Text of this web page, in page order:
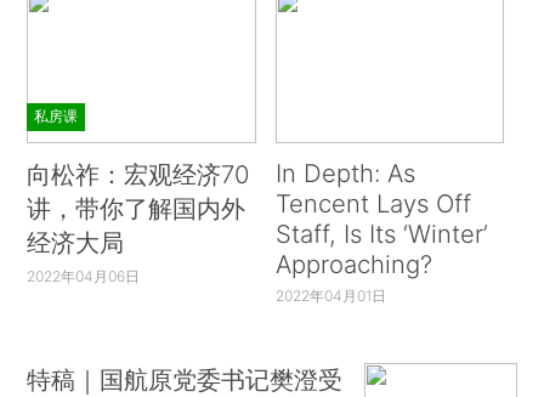
私房课
向松祚：宏观经济70
讲，带你了解国内外
经济大局
2022年04月06日
In Depth: As
Tencent Lays Off
Staff, Is Its ‘Winter’
Approaching?
2022年04月01日
特稿｜国航原党委书记樊澄受